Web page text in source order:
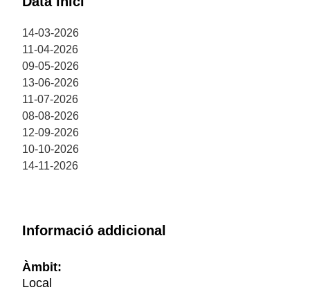
14-03-2026
11-04-2026
09-05-2026
13-06-2026
11-07-2026
08-08-2026
12-09-2026
10-10-2026
14-11-2026
Informació addicional
Àmbit:
Local